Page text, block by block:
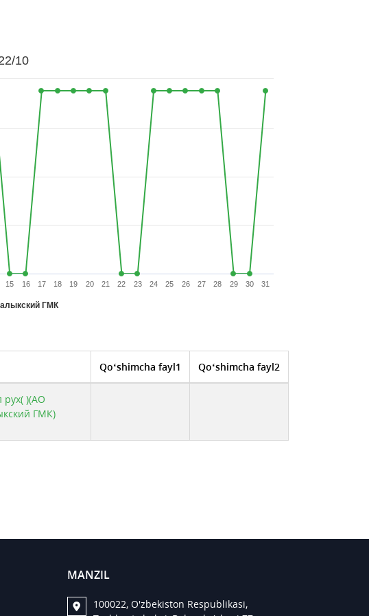
10
ГМК
15 16 17 18 19 20 21 22 23 24 25 26 27 28 29 30 31
Qo‘shimcha fayl1 Qo‘shimcha fayl2
рух( )(АО
ГМК)
MANZIL
100022, O'zbekiston Respublikasi,